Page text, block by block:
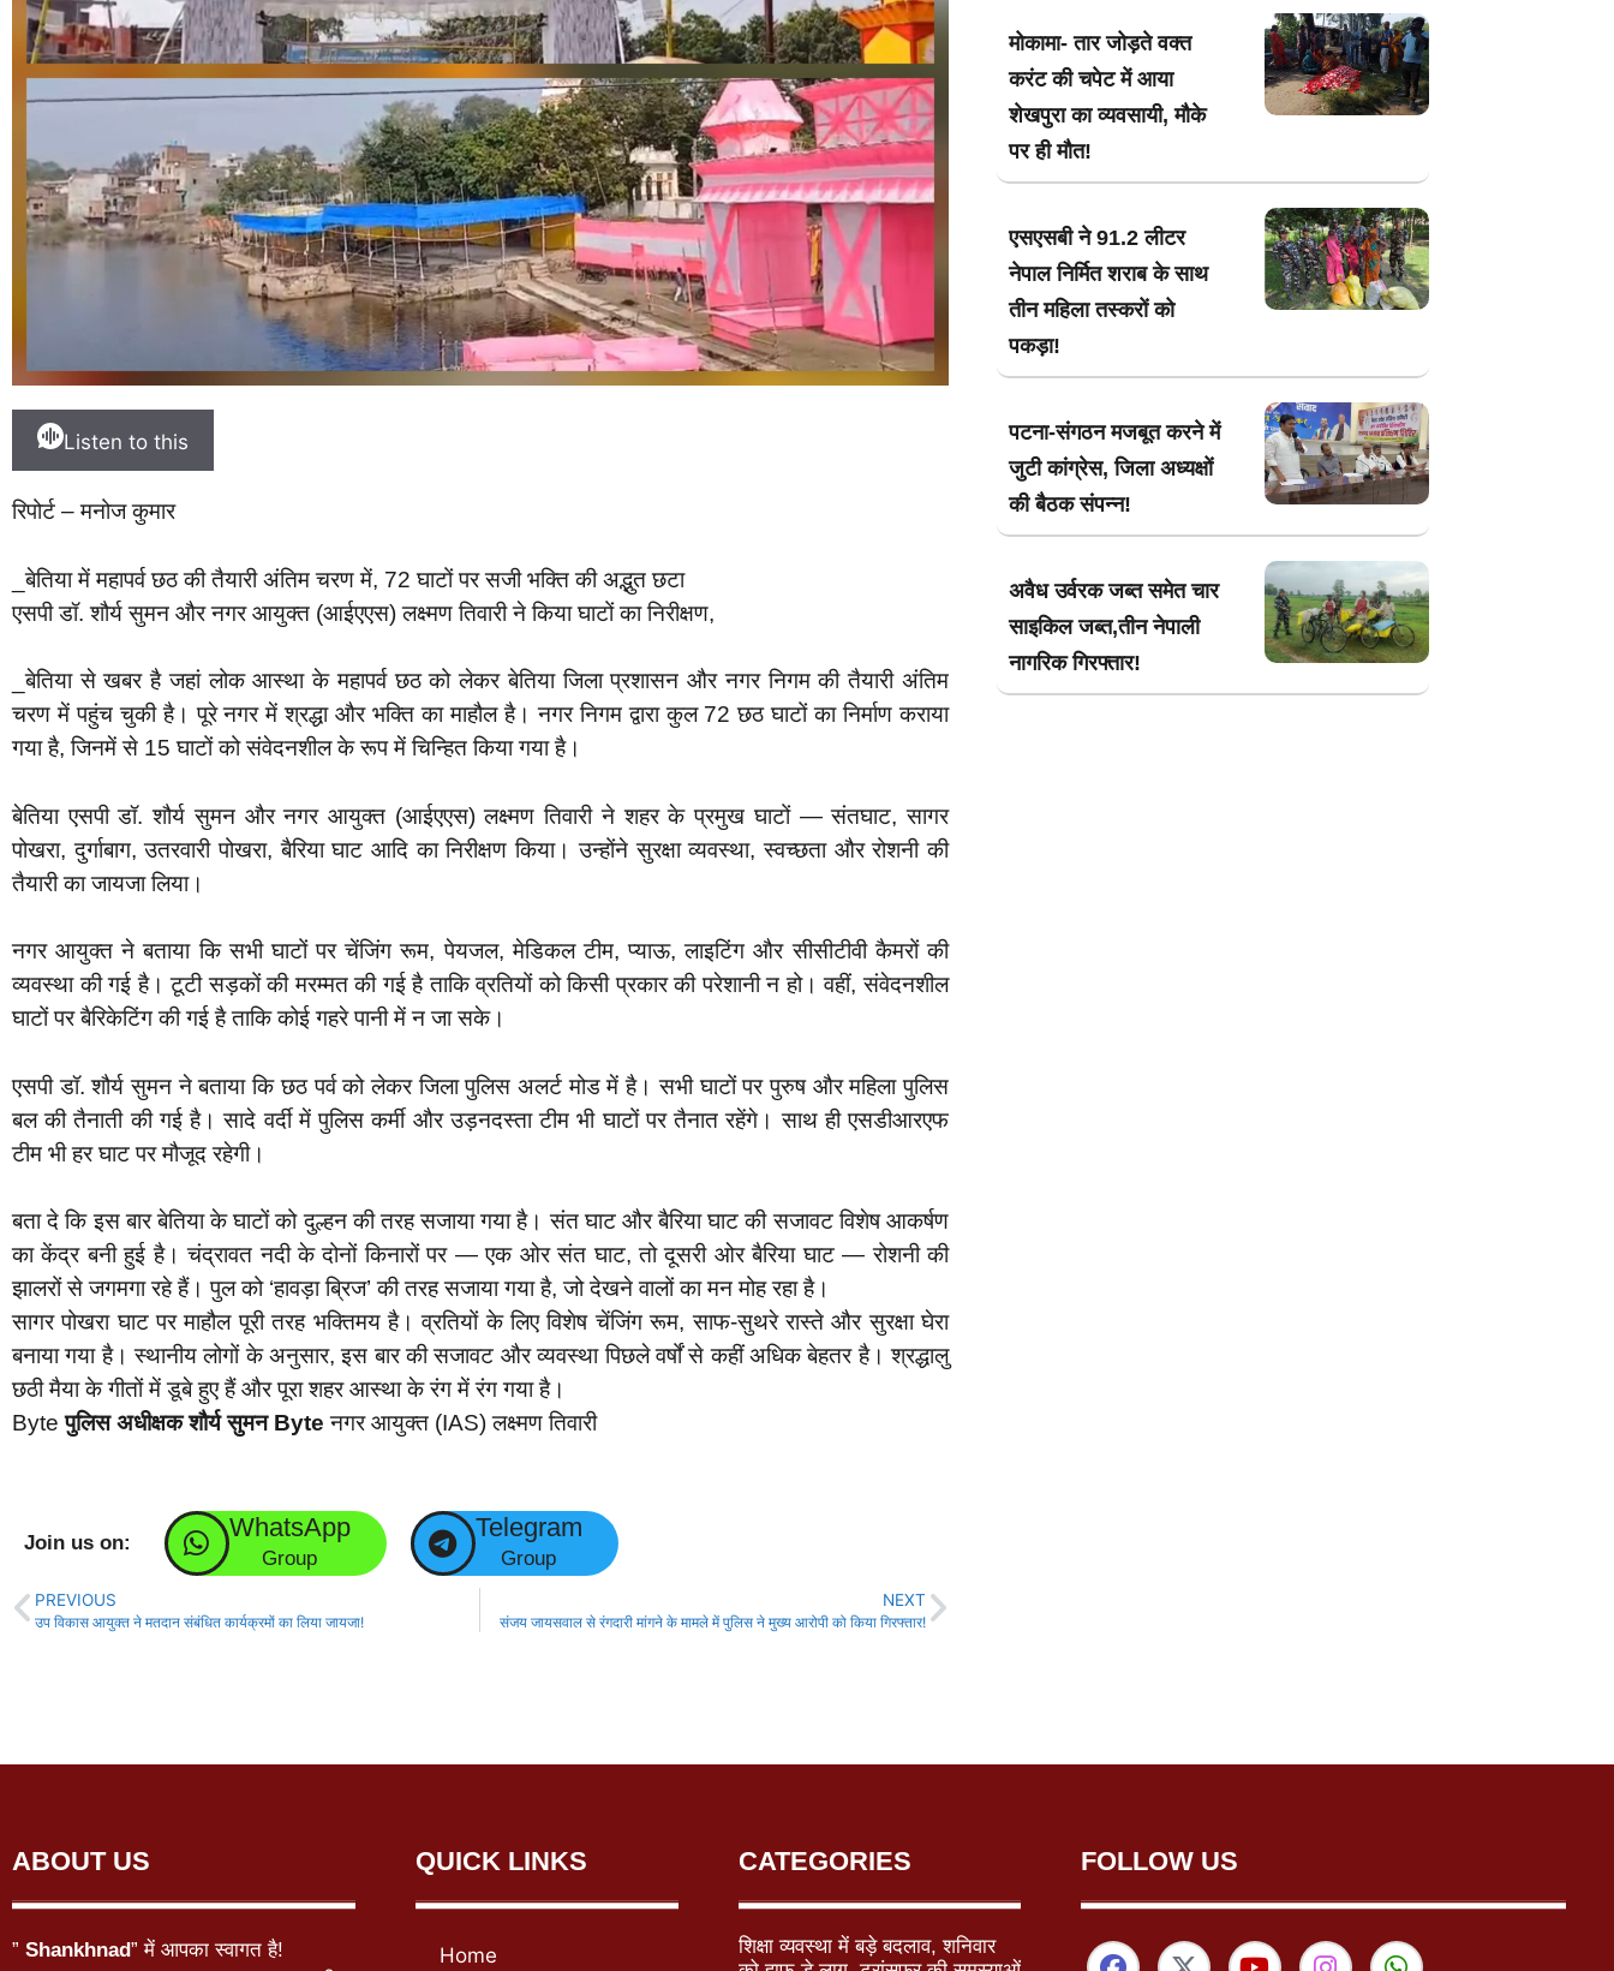
Listen to this
रिपोर्ट – मनोज कुमार
_बेतिया में महापर्व छठ की तैयारी अंतिम चरण में, 72 घाटों पर सजी भक्ति की अद्भुत छटा
एसपी डॉ. शौर्य सुमन और नगर आयुक्त (आईएएस) लक्ष्मण तिवारी ने किया घाटों का निरीक्षण,
_बेतिया से खबर है जहां लोक आस्था के महापर्व छठ को लेकर बेतिया जिला प्रशासन और नगर निगम की तैयारी अंतिम
चरण में पहुंच चुकी है। पूरे नगर में श्रद्धा और भक्ति का माहौल है। नगर निगम द्वारा कुल 72 छठ घाटों का निर्माण कराया
गया है, जिनमें से 15 घाटों को संवेदनशील के रूप में चिन्हित किया गया है।
बेतिया एसपी डॉ. शौर्य सुमन और नगर आयुक्त (आईएएस) लक्ष्मण तिवारी ने शहर के प्रमुख घाटों — संतघाट, सागर
पोखरा, दुर्गाबाग, उतरवारी पोखरा, बैरिया घाट आदि का निरीक्षण किया। उन्होंने सुरक्षा व्यवस्था, स्वच्छता और रोशनी की
तैयारी का जायजा लिया।
नगर आयुक्त ने बताया कि सभी घाटों पर चेंजिंग रूम, पेयजल, मेडिकल टीम, प्याऊ, लाइटिंग और सीसीटीवी कैमरों की
व्यवस्था की गई है। टूटी सड़कों की मरम्मत की गई है ताकि व्रतियों को किसी प्रकार की परेशानी न हो। वहीं, संवेदनशील
घाटों पर बैरिकेटिंग की गई है ताकि कोई गहरे पानी में न जा सके।
एसपी डॉ. शौर्य सुमन ने बताया कि छठ पर्व को लेकर जिला पुलिस अलर्ट मोड में है। सभी घाटों पर पुरुष और महिला पुलिस
बल की तैनाती की गई है। सादे वर्दी में पुलिस कर्मी और उड़नदस्ता टीम भी घाटों पर तैनात रहेंगे। साथ ही एसडीआरएफ
टीम भी हर घाट पर मौजूद रहेगी।
बता दे कि इस बार बेतिया के घाटों को दुल्हन की तरह सजाया गया है। संत घाट और बैरिया घाट की सजावट विशेष आकर्षण
का केंद्र बनी हुई है। चंद्रावत नदी के दोनों किनारों पर — एक ओर संत घाट, तो दूसरी ओर बैरिया घाट — रोशनी की
झालरों से जगमगा रहे हैं। पुल को ‘हावड़ा ब्रिज’ की तरह सजाया गया है, जो देखने वालों का मन मोह रहा है।
सागर पोखरा घाट पर माहौल पूरी तरह भक्तिमय है। व्रतियों के लिए विशेष चेंजिंग रूम, साफ-सुथरे रास्ते और सुरक्षा घेरा
बनाया गया है। स्थानीय लोगों के अनुसार, इस बार की सजावट और व्यवस्था पिछले वर्षों से कहीं अधिक बेहतर है। श्रद्धालु
छठी मैया के गीतों में डूबे हुए हैं और पूरा शहर आस्था के रंग में रंग गया है।
Byteपुलिस अधीक्षक शौर्य सुमन Byteनगर आयुक्त (IAS) लक्ष्मण तिवारी
Join us on:
WhatsApp
Group
Telegram
Group
PREVIOUS
उप विकास आयुक्त ने मतदान संबंधित कार्यक्रमों का लिया जायजा!
NEXT
संजय जायसवाल से रंगदारी मांगने के मामले में पुलिस ने मुख्य आरोपी को किया गिरफ्तार!
मोकामा- तार जोड़ते वक्त
करंट की चपेट में आया
शेखपुरा का व्यवसायी, मौके
पर ही मौत!
एसएसबी ने 91.2 लीटर
नेपाल निर्मित शराब के साथ
तीन महिला तस्करों को
पकड़ा!
पटना-संगठन मजबूत करने में
जुटी कांग्रेस, जिला अध्यक्षों
की बैठक संपन्न!
अवैध उर्वरक जब्त समेत चार
साइकिल जब्त,तीन नेपाली
नागरिक गिरफ्तार!
ABOUT US
” Shankhnad” में आपका स्वागत है!
QUICK LINKS
Home
CATEGORIES
शिक्षा व्यवस्था में बड़े बदलाव, शनिवार
FOLLOW US